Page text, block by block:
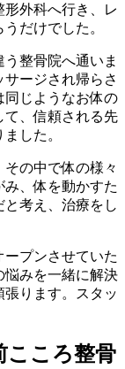
外科へ行き、レ
だけでした。
整骨院へ通いま
ージされ帰らさ
同じようなお体の
て、信頼される先
した。
の中で体の様々
、体を動かすた
考え、治療をし
プンさせていた
悩みを一緒に解決
ります。スタッ
こころ整骨